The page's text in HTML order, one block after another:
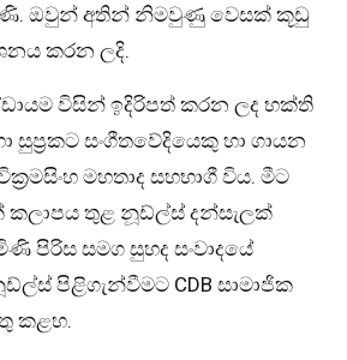
ඔවුන් අතින් නිමවුණු වෙසක් කූඩු
කරන ලදි.
විසින් ඉදිරිපත් කරන ලද භක්ති
සුප්‍රකට සංගීතවේදියෙකු හා ගායන
මහතාද සහභාගී විය. මීට
කලාපය තුළ නූඩ්ල්ස් දන්සැලක්
පිරිස සමග සුහද සංවාදයේ
පිළිගැන්වීමට CDB සාමාජික
කළහ.